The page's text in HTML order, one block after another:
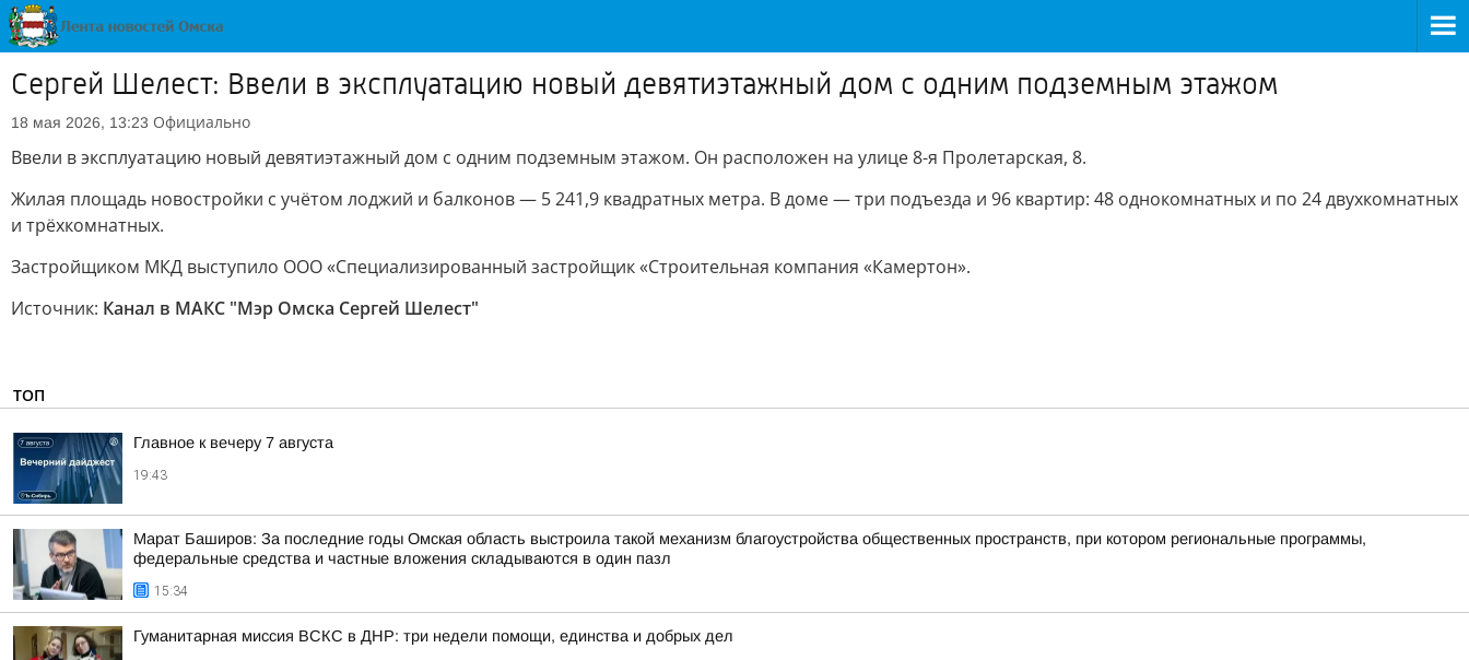
Сергей Шелест: Ввели в эксплуатацию новый девятиэтажный дом с одним подземным этажом
18 мая 2026, 13:23 Официально
Ввели в эксплуатацию новый девятиэтажный дом с одним подземным этажом. Он расположен на улице 8-я Пролетарская, 8.
Жилая площадь новостройки с учётом лоджий и балконов — 5 241,9 квадратных метра. В доме — три подъезда и 96 квартир: 48 однокомнатных и по 24 двухкомнатных
и трёхкомнатных.
Застройщиком МКД выступило ООО «Специализированный застройщик «Строительная компания «Камертон».
Источник: Канал в МАКС "Мэр Омска Сергей Шелест"
ТОП
Главное к вечеру 7 августа
19:43
Марат Баширов: За последние годы Омская область выстроила такой механизм благоустройства общественных пространств, при котором региональные программы,
федеральные средства и частные вложения складываются в один пазл
15:34
Гуманитарная миссия ВСКС в ДНР: три недели помощи, единства и добрых дел